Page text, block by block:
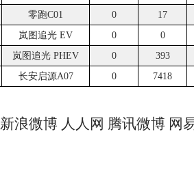
零跑C01 0
17
岚图追光 EV 0
0
岚图追光 PHEV 0
393
长安启源A07 0 7418
新浪微博 人人网 腾讯微博 网